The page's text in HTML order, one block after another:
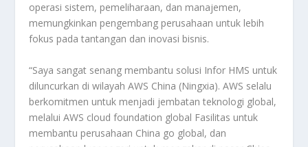
operasi sistem, pemeliharaan, dan manajemen,
memungkinkan pengembang perusahaan untuk lebih
fokus pada tantangan dan inovasi bisnis.
“Saya sangat senang membantu solusi Infor HMS untuk
diluncurkan di wilayah AWS China (Ningxia). AWS selalu
berkomitmen untuk menjadi jembatan teknologi global,
melalui AWS cloud foundation global Fasilitas untuk
membantu perusahaan China go global, dan